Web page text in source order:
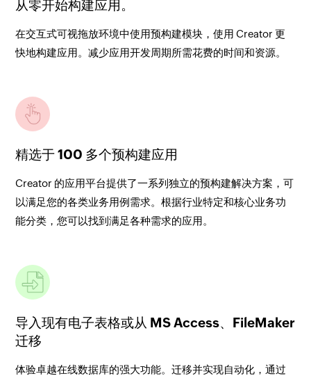
从零开始构建应用。
在交互式可视拖放环境中使用预构建模块，使用 Creator 更
快地构建应用。减少应用开发周期所需花费的时间和资源。
精选于 100 多个预构建应用
Creator 的应用平台提供了一系列独立的预构建解决方案，可
以满足您的各类业务用例需求。根据行业特定和核心业务功
能分类，您可以找到满足各种需求的应用。
导入现有电子表格或从 MS Access、FileMaker
迁移
体验卓越在线数据库的强大功能。迁移并实现自动化，通过